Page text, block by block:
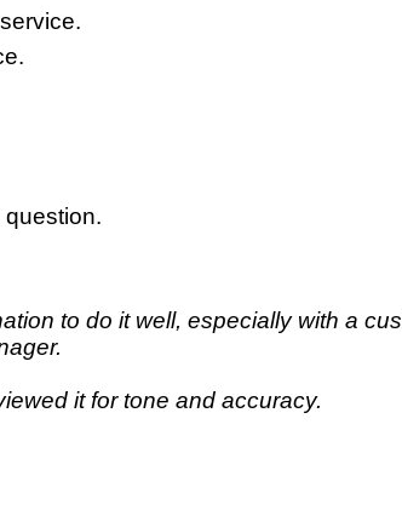
to do it well, especially with a
it for tone and accuracy.